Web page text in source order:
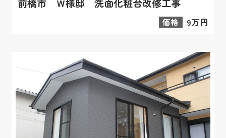
前橋市 Ｗ様邸 洗面化粧台改修工事
価格 9万円